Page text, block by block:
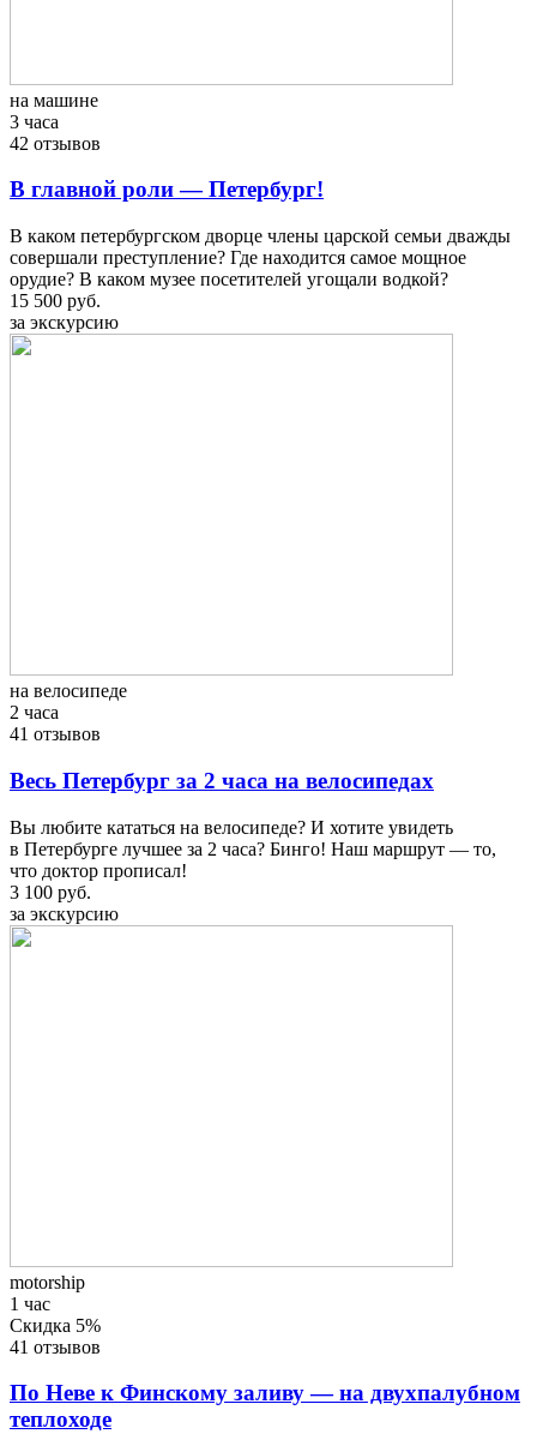
на машине
3 часа
42 отзывов
В главной роли — Петербург!
В каком петербургском дворце члены царской семьи дважды
совершали преступление? Где находится самое мощное
орудие? В каком музее посетителей угощали водкой?
15 500 руб.
за экскурсию
на велосипеде
2 часа
41 отзывов
Весь Петербург за 2 часа на велосипедах
Вы любите кататься на велосипеде? И хотите увидеть
в Петербурге лучшее за 2 часа? Бинго! Наш маршрут — то,
что доктор прописал!
3 100 руб.
за экскурсию
motorship
1 час
Скидка 5%
41 отзывов
По Неве к Финскому заливу — на двухпалубном
теплоходе